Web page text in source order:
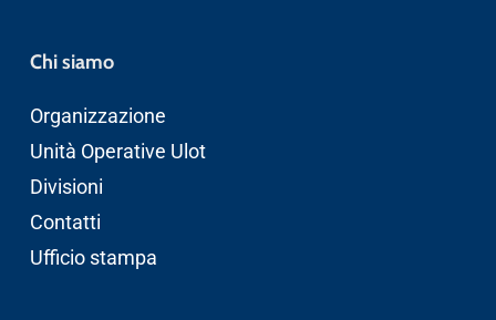
Chi siamo
Organizzazione
Unità Operative Ulot
Divisioni
Contatti
Ufficio stampa